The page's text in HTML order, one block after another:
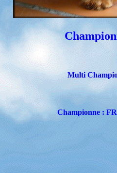
Multi
Championne :